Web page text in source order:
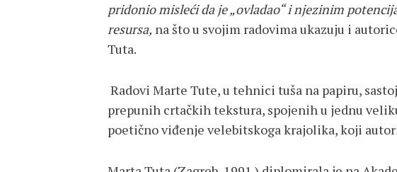
pridonio misleći da je „ovladao“ i njezinim
resursa, na što u svojim radovima ukazuju i
Tuta.
Radovi Marte Tute, u tehnici tuša na papiru,
prepunih crtačkih tekstura, spojenih u jednu
poetično viđenje velebitskoga krajolika, koji